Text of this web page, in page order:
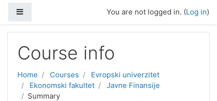
You are not logged in. (Log in)
Course info
Home Courses
Evropski univerzitet
Ekonomski fakultet
Javne Finansije
Summary